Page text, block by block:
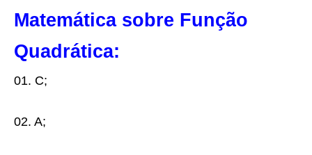
Matemática sobre Função
Quadrática:
01. C;
02. A;